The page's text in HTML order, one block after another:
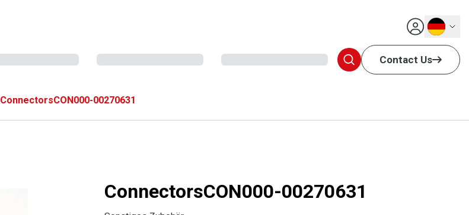
Deutsch
Contact Us
ConnectorsCON000-00270631
ConnectorsCON000-00270631